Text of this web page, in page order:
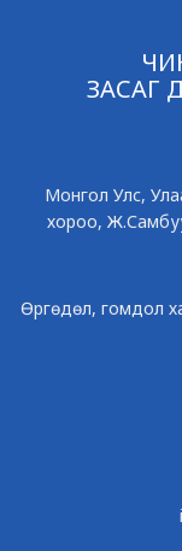
ЗАСАГ
Монгол Улс,
хороо,
Өргөдөл, гомдол